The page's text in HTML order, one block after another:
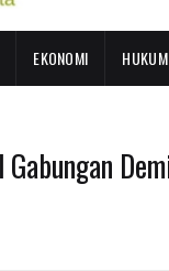
EKONOMI HUKUM